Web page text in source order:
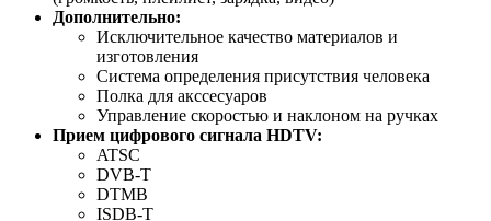
Дополнительно:
Исключительное качество материалов и
изготовления
Система определения присутствия человека
Полка для акссесуаров
Управление скоростью и наклоном на ручках
Прием цифрового сигнала HDTV:
ATSC
DVB-T
DTMB
ISDB-T